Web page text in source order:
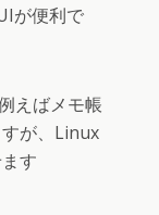
が便利で
えばメモ帳
が、Linux
す